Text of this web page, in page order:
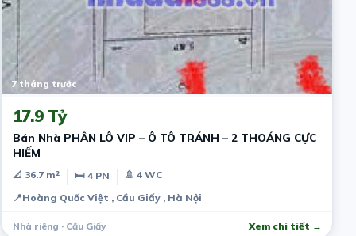
7 tháng trước
17.9 Tỷ
Bán Nhà PHÂN LÔ VIP – Ô TÔ TRÁNH – 2 THOÁNG CỰC
HIẾM
📐 36.7 m² 🛏 4 PN
🚿 4 WC
📍Hoàng Quốc Việt , Cầu Giấy , Hà Nội
Nhà riêng · Cầu Giấy Xem chi tiết →